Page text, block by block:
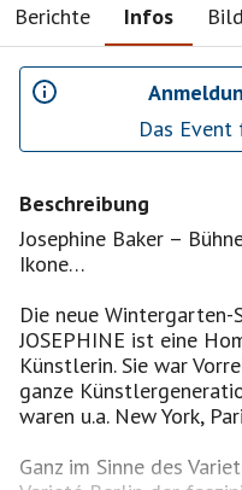
Berichte Infos
Das
Beschreibung
Josephine Baker –
Ikone…
Die neue Wintergarten-
JOSEPHINE ist eine
Künstlerin. Sie war
ganze
waren u.a. New York,
Ganz im Sinne des